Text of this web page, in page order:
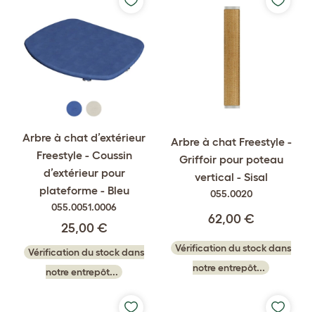
Arbre à chat d’extérieur
Freestyle - Coussin
d’extérieur pour
plateforme - Bleu
055.0051.0006
25,00 €
Vérification du stock dans
notre entrepôt...
Arbre à chat Freestyle -
Griffoir pour poteau
vertical - Sisal
055.0020
62,00 €
Vérification du stock dans
notre entrepôt...